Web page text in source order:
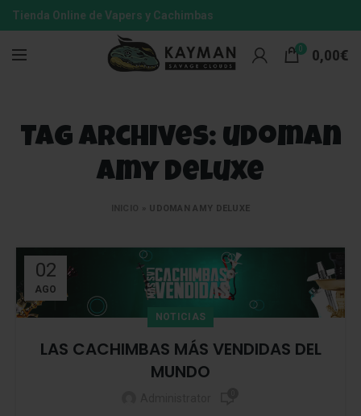
Tienda Online de Vapers y Cachimbas
0 0,00€
Tag Archives: udoman
amy deluxe
» UDOMAN AMY DELUXE
02
AGO
NOTICIAS
LAS CACHIMBAS MÁS VENDIDAS DEL
MUNDO